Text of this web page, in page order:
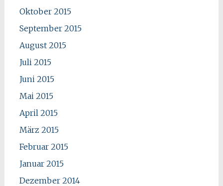
Oktober 2015
September 2015
August 2015
Juli 2015
Juni 2015
Mai 2015
April 2015
März 2015
Februar 2015
Januar 2015
Dezember 2014